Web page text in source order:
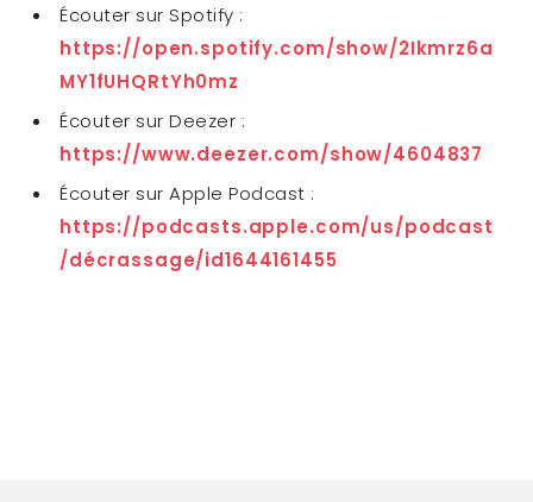
Écouter sur Spotify :
https://open.spotify.com/show/2Ikmrz6a
MY1fUHQRtYh0mz
Écouter sur Deezer :
https://www.deezer.com/show/4604837
Écouter sur Apple Podcast :
https://podcasts.apple.com/us/podcast
/décrassage/id1644161455